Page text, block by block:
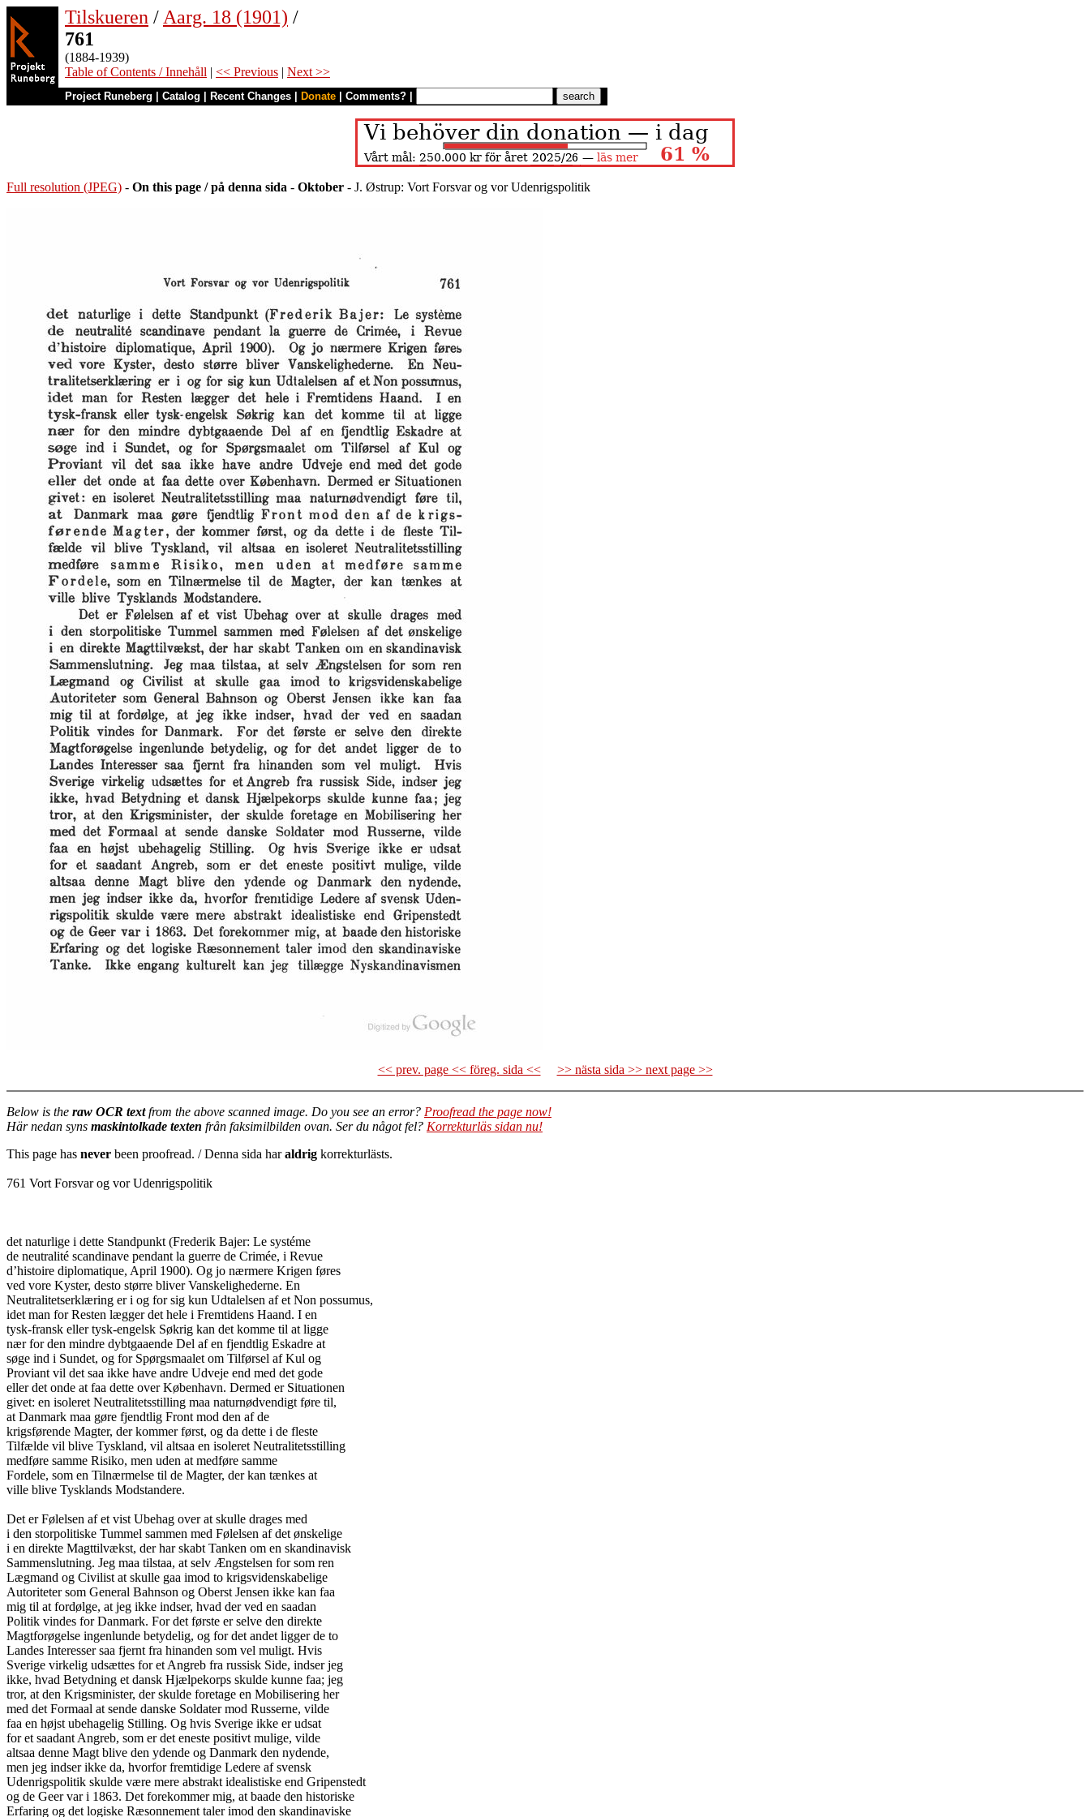
Tilskueren / Aarg. 18 (1901) /
761
(1884-1939)
Table of Contents / Innehåll | << Previous | Next >>
Project Runeberg Catalog Recent Changes Donate Comments?
Full resolution (JPEG) - On this page / på denna sida - Oktober - J. Østrup: Vort Forsvar og vor Udenrigspolitik
<< prev. page << föreg. sida << >> nästa sida >> next page >>
Below is the raw OCR textfrom the above scanned image. Do you see an error? Proofread the page now!
Här nedan syns maskintolkade texten från faksimilbilden ovan. Ser du något fel? Korrekturläs sidan nu!
This page has never been proofread. / Denna sida haraldrig korrekturlästs.
761 Vort Forsvar og vor Udenrigspolitik
det naturlige i dette Standpunkt (Frederik Bajer: Le systéme
de neutralité scandinave pendant la guerre de Crimée, i Revue
d’histoire diplomatique, April 1900). Og jo nærmere Krigen føres
ved vore Kyster, desto større bliver Vanskelighederne. En
Neutralitetserklæring er i og for sig kun Udtalelsen af et Non possumus,
idet man for Resten lægger det hele i Fremtidens Haand. I en
tysk-fransk eller tysk-engelsk Søkrig kan det komme til at ligge
nær for den mindre dybtgaaende Del af en fjendtlig Eskadre at
søge ind i Sundet, og for Spørgsmaalet om Tilførsel af Kul og
Proviant vil det saa ikke have andre Udveje end med det gode
eller det onde at faa dette over København. Dermed er Situationen
givet: en isoleret Neutralitetsstilling maa naturnødvendigt føre til,
at Danmark maa gøre fjendtlig Front mod den af de
krigsførende Magter, der kommer først, og da dette i de fleste
Tilfælde vil blive Tyskland, vil altsaa en isoleret Neutralitetsstilling
medføre samme Risiko, men uden at medføre samme
Fordele, som en Tilnærmelse til de Magter, der kan tænkes at
ville blive Tysklands Modstandere.
Det er Følelsen af et vist Ubehag over at skulle drages med
i den storpolitiske Tummel sammen med Følelsen af det ønskelige
i en direkte Magttilvækst, der har skabt Tanken om en skandinavisk
Sammenslutning. Jeg maa tilstaa, at selv Ængstelsen for som ren
Lægmand og Civilist at skulle gaa imod to krigsvidenskabelige
Autoriteter som General Bahnson og Oberst Jensen ikke kan faa
mig til at fordølge, at jeg ikke indser, hvad der ved en saadan
Politik vindes for Danmark. For det første er selve den direkte
Magtforøgelse ingenlunde betydelig, og for det andet ligger de to
Landes Interesser saa fjernt fra hinanden som vel muligt. Hvis
Sverige virkelig udsættes for et Angreb fra russisk Side, indser jeg
ikke, hvad Betydning et dansk Hjælpekorps skulde kunne faa; jeg
tror, at den Krigsminister, der skulde foretage en Mobilisering her
med det Formaal at sende danske Soldater mod Russerne, vilde
faa en højst ubehagelig Stilling. Og hvis Sverige ikke er udsat
for et saadant Angreb, som er det eneste positivt mulige, vilde
altsaa denne Magt blive den ydende og Danmark den nydende,
men jeg indser ikke da, hvorfor fremtidige Ledere af svensk
Udenrigspolitik skulde være mere abstrakt idealistiske end Gripenstedt
og de Geer var i 1863. Det forekommer mig, at baade den historiske
Erfaring og det logiske Ræsonnement taler imod den skandinaviske